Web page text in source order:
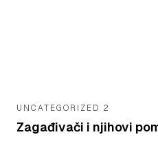
UNCATEGORIZED 2
Zagađivači i njihovi